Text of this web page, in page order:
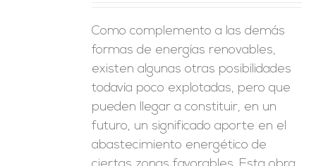
Como complemento a las demás
formas de energías renovables,
existen algunas otras posibilidades
todavía poco explotadas, pero que
pueden llegar a constituir, en un
futuro, un significado aporte en el
abastecimiento energético de